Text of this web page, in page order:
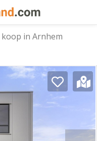
in Arnhem